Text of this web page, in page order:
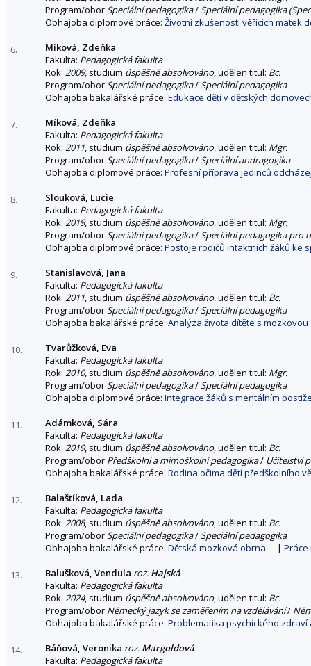
Program/oborSpeciální pedagogika/Speciální pedagogika
Obhajoba diplomové práce: Životní zkušenosti věřících matek
6.
Míková, Zdeňka
Fakulta: Pedagogická fakulta
Rok: 2009, studium úspěšně absolvováno, udělen titul: Bc.
Program/oborSpeciální pedagogika/Speciální pedagogika
Obhajoba bakalářské práce: Edukace dětí v dětských
7.
Míková, Zdeňka
Fakulta: Pedagogická fakulta
Rok: 2011, studium úspěšně absolvováno, udělen titul: Mgr.
Program/oborSpeciální pedagogika/Speciální andragogika
Obhajoba diplomové práce: Profesní příprava jedinců
8.
Slouková, Lucie
Fakulta: Pedagogická fakulta
Rok: 2019, studium úspěšně absolvováno, udělen titul: Mgr.
Program/oborSpeciální pedagogika/Speciální pedagogika pro
Obhajoba diplomové práce: Postoje rodičů intaktních žáků ke
9.
Stanislavová, Jana
Fakulta: Pedagogická fakulta
Rok: 2011, studium úspěšně absolvováno, udělen titul: Bc.
Program/oborSpeciální pedagogika/Speciální pedagogika
Obhajoba bakalářské práce: Analýza života dítěte s
10.
Tvarůžková, Eva
Fakulta: Pedagogická fakulta
Rok: 2010, studium úspěšně absolvováno, udělen titul: Mgr.
Program/oborSpeciální pedagogika/Speciální pedagogika
Obhajoba diplomové práce: Integrace žáků s mentálním
11.
Adámková, Sára
Fakulta: Pedagogická fakulta
Rok: 2019, studium úspěšně absolvováno, udělen titul: Bc.
Program/obor Předškolní a mimoškolní pedagogika/ Učitelství
Obhajoba bakalářské práce: Rodina očima dětí předškolního
12.
Balaštíková, Lada
Fakulta: Pedagogická fakulta
Rok: 2008, studium úspěšně absolvováno, udělen titul: Bc.
Program/oborSpeciální pedagogika/Speciální pedagogika
Obhajoba bakalářské práce: Dětská mozková obrna |
13. Balušková, Vendula roz. Hajská
Fakulta: Pedagogická fakulta
Rok: 2024, studium úspěšně absolvováno, udělen titul: Bc.
Program/obor Německý jazyk se zaměřením na vzdělávání/
Obhajoba bakalářské práce: Problematika psychického
14. Báňová, Veronika roz. Margoldová
Fakulta: Pedagogická fakulta